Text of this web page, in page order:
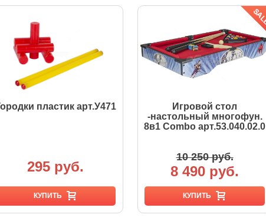
пластик арт.У471
295 руб.
КУПИТЬ
Игровой стол
-настольный многофун.
8в1 Combo арт.53.040.02.0
10 250 руб.
8 490 руб.
КУПИТЬ